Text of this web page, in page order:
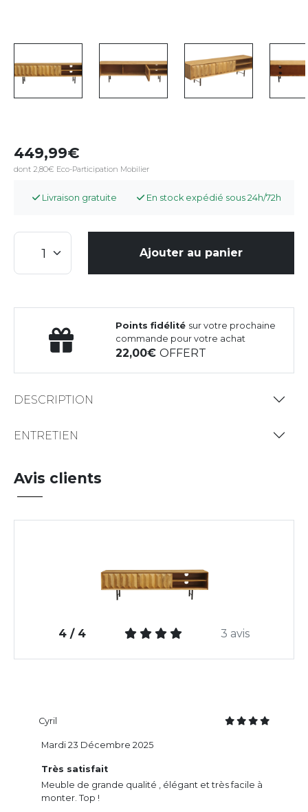
449,99
dont 2,80€ Eco-Participation Mobilier
Livraison gratuite En stock expédié sous 24h/72h
Ajouter au panier
Points fidélité sur votre prochaine
commande pour votre achat
22,00OFFERT
DESCRIPTION
ENTRETIEN
Avis clients
4 / 4 3 avis
Cyril
Très satisfait
Meuble de grande qualité , élégant et très facile à
monter. Top !
Mardi 23 Décembre 2025